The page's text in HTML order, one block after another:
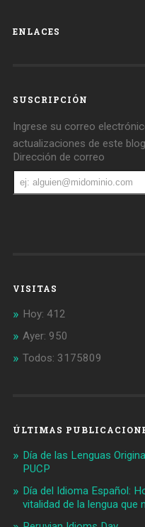
ENLACES
SUSCRIPCIÓN
Ingrese su correo
actualizaciones de este
Dirección de correo
Dirección
de
correo
VISITAS
Hoy: 412
Ayer: 950
Todos: 3175809
ÚLTIMAS
Día de las Lenguas
PUCP
Día del Idioma Español:
vitalidad de la lengua que